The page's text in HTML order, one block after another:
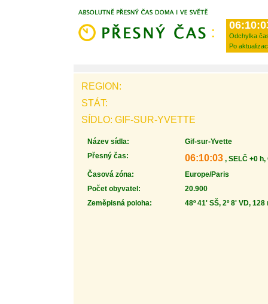
Odchylka
Po
REGION:
STÁT:
SÍDLO: GIF-SUR-YVETTE
Název sídla:
Gif-sur-Yvette
Přesný čas:
06:10:03 , SELČ +0 h,
Časová zóna:
Europe/Paris
Počet obyvatel:
20.900
Zeměpisná poloha:
48º 41' SŠ, 2º 8' VD, 128